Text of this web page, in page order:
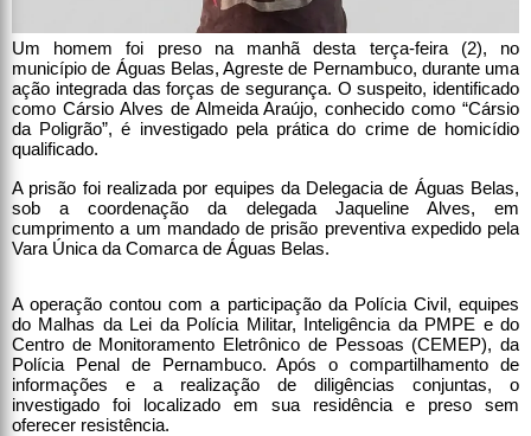
Um homem foi preso na manhã desta terça-feira (2), no
município de Águas Belas, Agreste de Pernambuco, durante uma
ação integrada das forças de segurança. O suspeito, identificado
como Cársio Alves de Almeida Araújo, conhecido como “Cársio
da Poligrão”, é investigado pela prática do crime de homicídio
qualificado.
A prisão foi realizada por equipes da Delegacia de Águas Belas,
sob a coordenação da delegada Jaqueline Alves, em
cumprimento a um mandado de prisão preventiva expedido pela
Vara Única da Comarca de Águas Belas.
A operação contou com a participação da Polícia Civil, equipes
do Malhas da Lei da Polícia Militar, Inteligência da PMPE e do
Centro de Monitoramento Eletrônico de Pessoas (CEMEP), da
Polícia Penal de Pernambuco. Após o compartilhamento de
informações e a realização de diligências conjuntas, o
investigado foi localizado em sua residência e preso sem
oferecer resistência.